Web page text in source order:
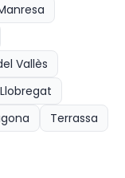
Vallès
Terrassa